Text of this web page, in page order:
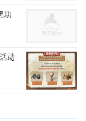
功
动